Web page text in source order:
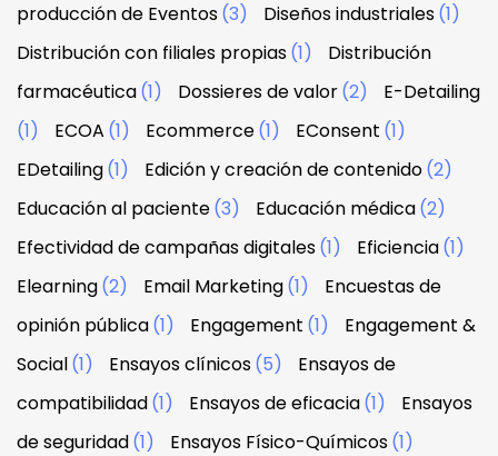
producción de Eventos(3) Diseños industriales(1)
Distribución con filiales propias(1)
Distribución
farmacéutica(1) Dossieres de valor(2)
E-Detailing
(1)
ECOA (1) Ecommerce(1) EConsent (1)
EDetailing(1) Edición y creación de contenido(2)
Educación al paciente(3) Educación médica(2)
Efectividad de campañas digitales(1) Eficiencia(1)
Elearning(2) Email Marketing(1)
Encuestas de
opinión pública(1) Engagement (1)
Engagement &
Social(1) Ensayos clínicos(5)
Ensayos de
compatibilidad(1) Ensayos de eficacia(1)
Ensayos
de seguridad(1) Ensayos Físico-Químicos(1)